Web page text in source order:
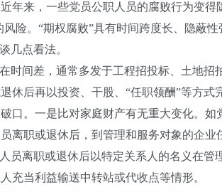
来，一些党员公职人员的腐败行为变得
险。“期权腐败”具有时间跨度长、隐蔽
几点看法。
时间差，通常多发于工程招投标、土地
后再以投资、干股、“任职领酬”等方
口。一是比对家庭财产有无重大变化。
离职或退休后，到管理和服务对象的企业
员离职或退休后以特定关系人的名义在
充当利益输送中转站或代收点等情形。